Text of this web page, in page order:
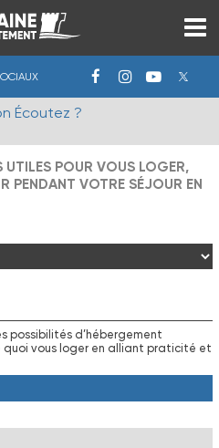
Écoutez ?
UTILES POUR VOUS LOGER,
PENDANT VOTRE SÉJOUR EN
possibilités d’hébergement
quoi vous loger en alliant praticité et